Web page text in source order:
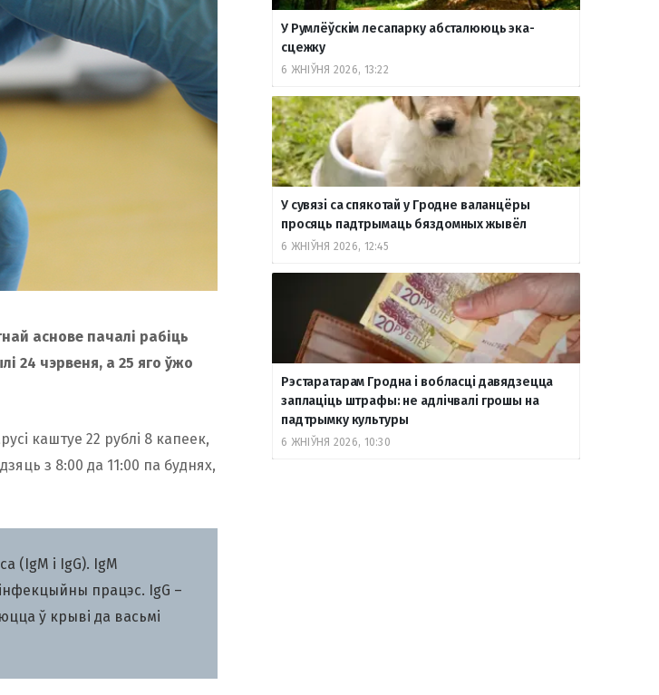
аснове пачалі рабіць
24 чэрвеня, а 25 яго ўжо
каштуе 22 рублі 8 капеек,
з 8:00 да 11:00 па буднях,
(IgM і IgG). IgM
працэс. IgG –
ў крыві да васьмі
У Румлёўскім лесапарку абсталююць эка-
сцежку
6 ЖНІЎНЯ 2026, 13:22
У сувязі са спякотай у Гродне валанцёры
просяць падтрымаць бяздомных жывёл
6 ЖНІЎНЯ 2026, 12:45
Рэстаратарам Гродна і вобласці давядзецца
заплаціць штрафы: не адлічвалі грошы на
падтрымку культуры
6 ЖНІЎНЯ 2026, 10:30